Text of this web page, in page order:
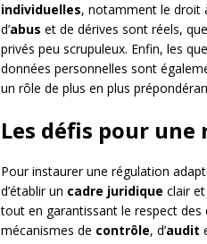
individuelles, notamment le droit
d’abus et de dérives sont réels,
privés peu scrupuleux. Enfin, les
données personnelles sont
un rôle de plus en plus
Les défis pour
Pour instaurer une régulation
d’établir un cadre juridique clair
tout en garantissant le respect
mécanismes de contrôle, d’audit